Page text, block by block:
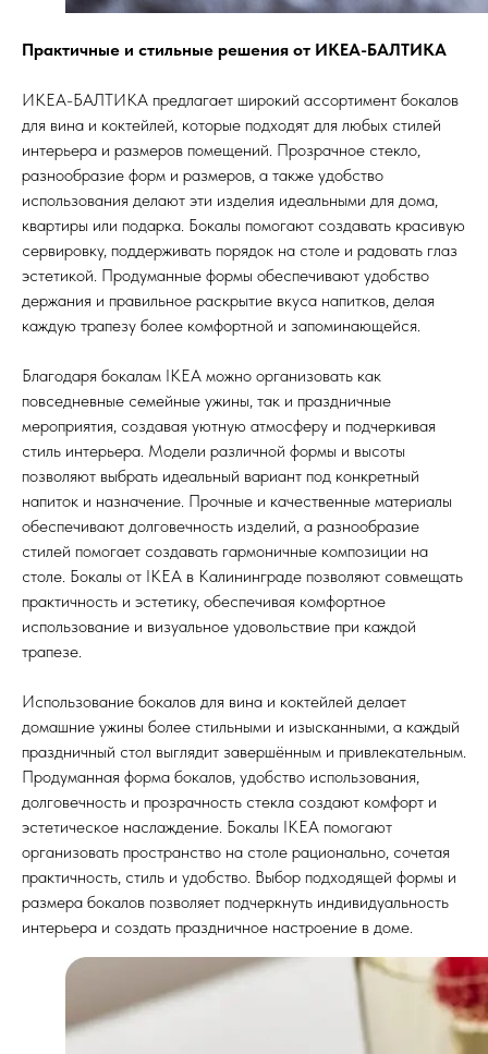
Практичные и стильные решения от ИКЕА-БАЛТИКА
ИКЕА-БАЛТИКА предлагает широкий ассортимент бокалов
для вина и коктейлей, которые подходят для любых стилей
интерьера и размеров помещений. Прозрачное стекло,
разнообразие форм и размеров, а также удобство
использования делают эти изделия идеальными для дома,
квартиры или подарка. Бокалы помогают создавать красивую
сервировку, поддерживать порядок на столе и радовать глаз
эстетикой. Продуманные формы обеспечивают удобство
держания и правильное раскрытие вкуса напитков, делая
каждую трапезу более комфортной и запоминающейся.
Благодаря бокалам IKEA можно организовать как
повседневные семейные ужины, так и праздничные
мероприятия, создавая уютную атмосферу и подчеркивая
стиль интерьера. Модели различной формы и высоты
позволяют выбрать идеальный вариант под конкретный
напиток и назначение. Прочные и качественные материалы
обеспечивают долговечность изделий, а разнообразие
стилей помогает создавать гармоничные композиции на
столе. Бокалы от IKEA в Калининграде позволяют совмещать
практичность и эстетику, обеспечивая комфортное
использование и визуальное удовольствие при каждой
трапезе.
Использование бокалов для вина и коктейлей делает
домашние ужины более стильными и изысканными, а каждый
праздничный стол выглядит завершённым и привлекательным.
Продуманная форма бокалов, удобство использования,
долговечность и прозрачность стекла создают комфорт и
эстетическое наслаждение. Бокалы IKEA помогают
организовать пространство на столе рационально, сочетая
практичность, стиль и удобство. Выбор подходящей формы и
размера бокалов позволяет подчеркнуть индивидуальность
интерьера и создать праздничное настроение в доме.